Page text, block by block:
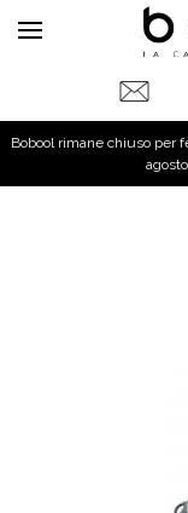
Bobool rimane chiuso per